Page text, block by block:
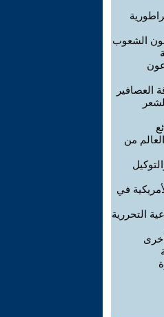
الشعوب
العصافير
من
في
التحررية